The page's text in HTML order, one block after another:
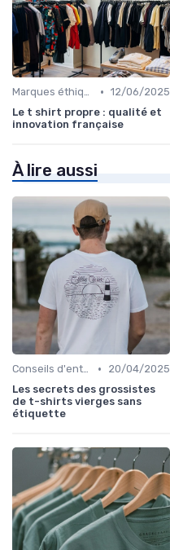
Marques éthiques • 12/06/2025
Le t shirt propre : qualité et
innovation française
À lire aussi
Conseils d'entretien éco •
20/04/2025
Les secrets des grossistes
de t-shirts vierges sans
étiquette